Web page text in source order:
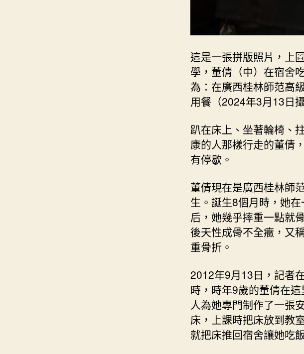
這是一張拼版照片，上
學，董倩（中）在宿舍
為：在廣西桂林師范高
用餐（2024年3月13日
趴在床上、坐著輪椅、
康的人那樣行走的董倩
有停歇。
董倩現在是廣西桂林師
生。誕生8個月時，她
后，她幾乎摔重一點就
後天性成骨不全癥，又
重骨折。
2012年9月13日，記者
時，時年9歲的董倩在
人為她專門制作了一張
床，上課時把床放到教
就把床推回宿舍讓她吃